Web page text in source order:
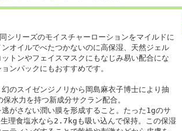
シリーズのモイスチャーローションをマイルドに
オイルでべたつかないのに高保湿、天然ジェル
トンやフェイスマスクにもなじみ易い配合にな
ンパックにもおすすめです。
のスイゼンジノリから岡島麻衣子博士により抽
水力を持つ新成分サクラン配合。
がさない潤い膜を形成すること。たった1gのサ
理食塩水なら2.7kgも吸い込んで保持。この保湿